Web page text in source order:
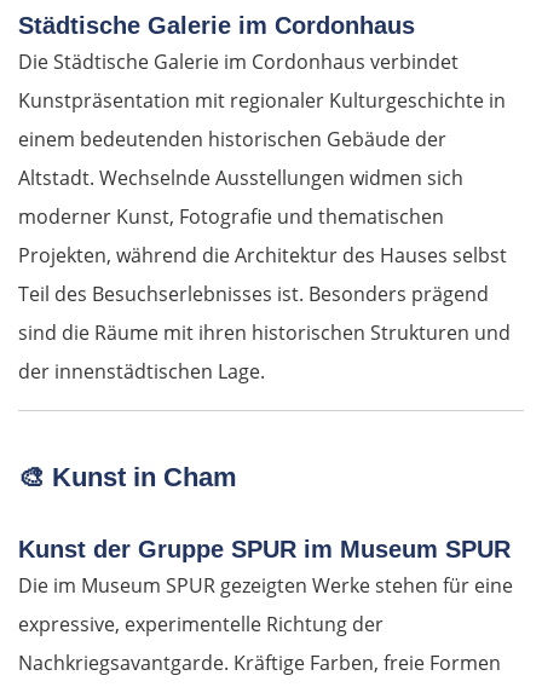
Städtische Galerie im Cordonhaus
Die Städtische Galerie im Cordonhaus verbindet
Kunstpräsentation mit regionaler Kulturgeschichte in
einem bedeutenden historischen Gebäude der
Altstadt. Wechselnde Ausstellungen widmen sich
moderner Kunst, Fotografie und thematischen
Projekten, während die Architektur des Hauses selbst
Teil des Besuchserlebnisses ist. Besonders prägend
sind die Räume mit ihren historischen Strukturen und
der innenstädtischen Lage.
🎨 Kunst in Cham
Kunst der Gruppe SPUR im Museum SPUR
Die im Museum SPUR gezeigten Werke stehen für eine
expressive, experimentelle Richtung der
Nachkriegsavantgarde. Kräftige Farben, freie Formen